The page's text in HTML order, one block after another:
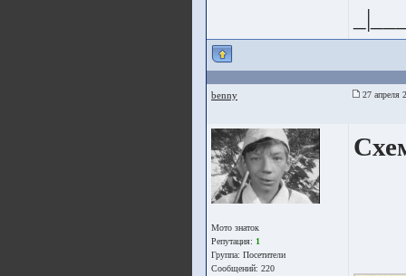
benny 27 апреля
Мото знаток
Репутация: 1
Группа: Посетители
Сообщений: 220